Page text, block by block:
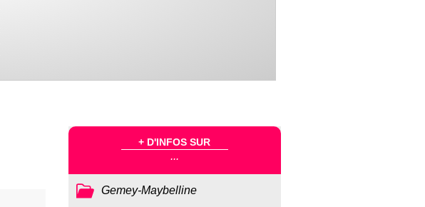
+ D'INFOS SUR
...
Gemey-Maybelline